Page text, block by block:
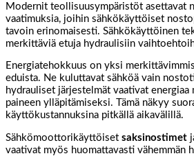
Modernit teollisuusympäristöt asettavat
vaatimuksia, joihin sähkökäyttöiset
tavoin erinomaisesti. Sähkökäyttöinen
merkittäviä etuja hydraulisiin
Energiatehokkuus on yksi
eduista. Ne kuluttavat sähköä vain
hydrauliset järjestelmät vaativat energiaa
paineen ylläpitämiseksi. Tämä näkyy
käyttökustannuksina pitkällä aikavälillä.
Sähkömoottorikäyttöiset saksinostimet
vaativat myös huomattavasti vähemmän